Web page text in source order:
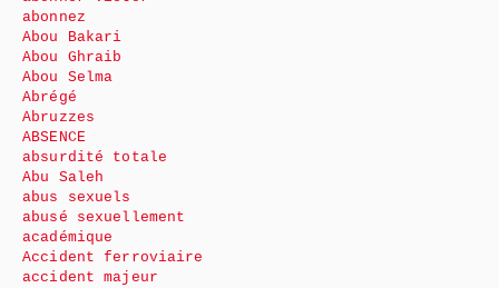
abonnez
Abou Bakari
Abou Ghraib
Abou Selma
Abrégé
Abruzzes
ABSENCE
absurdité totale
Abu Saleh
abus sexuels
abusé sexuellement
académique
Accident ferroviaire
accident majeur